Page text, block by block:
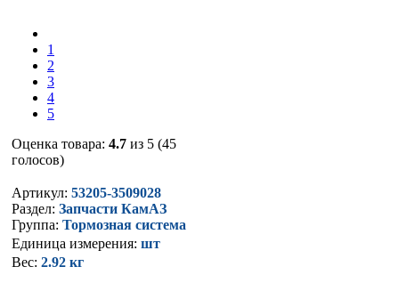
1
2
3
4
5
Оценка товара: 4.7 из 5 (45
голосов)
Артикул: 53205-3509028
Раздел: Запчасти КамАЗ
Группа: Тормозная система
Единица измерения: шт
Вес: 2.92 кг